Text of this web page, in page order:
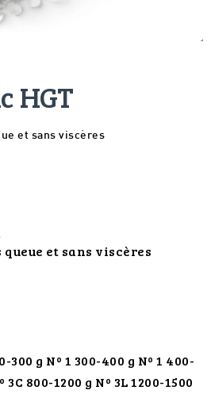
HGT
et sans viscères
et sans viscères
300 g Nº 1 300-400 g Nº 1 400-
3C 800-1200 g Nº 3L 1200-1500